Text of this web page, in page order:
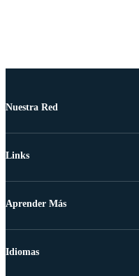
Nuestra Red
Links
Aprender Más
Idiomas